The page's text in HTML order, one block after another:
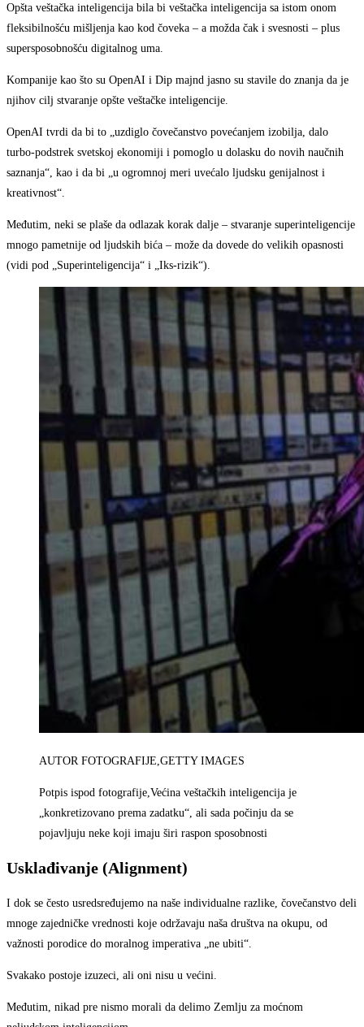
Opšta veštačka inteligencija bila bi veštačka inteligencija sa istom onom
fleksibilnošću mišljenja kao kod čoveka – a možda čak i svesnosti – plus
supersposobnošću digitalnog uma.
Kompanije kao što su OpenAI i Dip majnd jasno su stavile do znanja da je
njihov cilj stvaranje opšte veštačke inteligencije.
OpenAI tvrdi da bi to „uzdiglo čovečanstvo povećanjem izobilja, dalo
turbo-podstrek svetskoj ekonomiji i pomoglo u dolasku do novih naučnih
saznanja“, kao i da bi „u ogromnoj meri uvećalo ljudsku genijalnost i
kreativnost“.
Međutim, neki se plaše da odlazak korak dalje – stvaranje superinteligencije
mnogo pametnije od ljudskih bića – može da dovede do velikih opasnosti
(vidi pod „Superinteligencija“ i „Iks-rizik“).
AUTOR FOTOGRAFIJE, GETTY IMAGES
Potpis ispod fotografije, Većina veštačkih inteligencija je
„konkretizovano prema zadatku“, ali sada počinju da se
pojavljuju neke koji imaju širi raspon sposobnosti
Usklađivanje (Alignment)
I dok se često usredsređujemo na naše individualne razlike, čovečanstvo deli
mnoge zajedničke vrednosti koje održavaju naša društva na okupu, od
važnosti porodice do moralnog imperativa „ne ubiti“.
Svakako postoje izuzeci, ali oni nisu u većini.
Međutim, nikad pre nismo morali da delimo Zemlju za moćnom